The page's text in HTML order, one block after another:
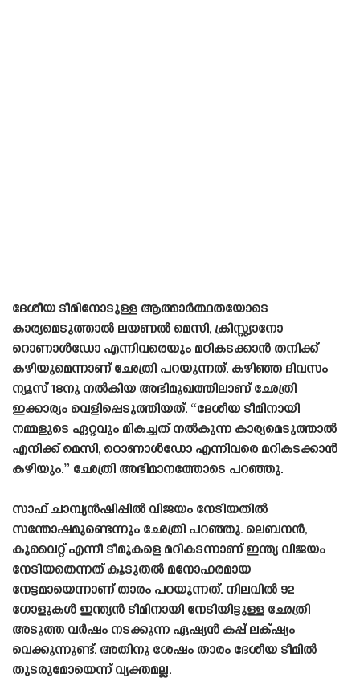
ദേശീയ ടീമിനോടുള്ള ആത്മാർത്ഥതയോടെ
കാര്യമെടുത്താൽ ലയണൽ മെസി, ക്രിസ്റ്റ്യാനോ
റൊണാൾഡോ എന്നിവരെയും മറികടക്കാൻ തനിക്ക്
കഴിയുമെന്നാണ് ഛേത്രി പറയുന്നത്. കഴിഞ്ഞ ദിവസം
ന്യൂസ് 18നു നൽകിയ അഭിമുഖത്തിലാണ് ഛേത്രി
ഇക്കാര്യം വെളിപ്പെടുത്തിയത്. “ദേശീയ ടീമിനായി
നമ്മളുടെ ഏറ്റവും മികച്ചത് നൽകുന്ന കാര്യമെടുത്താൽ
എനിക്ക് മെസി, റൊണാൾഡോ എന്നിവരെ മറികടക്കാൻ
കഴിയും.” ഛേത്രി അഭിമാനത്തോടെ പറഞ്ഞു.
സാഫ് ചാമ്പ്യൻഷിപ്പിൽ വിജയം നേടിയതിൽ
സന്തോഷമുണ്ടെന്നും ഛേത്രി പറഞ്ഞു. ലെബനൻ,
കുവൈറ്റ് എന്നീ ടീമുകളെ മറികടന്നാണ് ഇന്ത്യ വിജയം
നേടിയതെന്നത് കൂടുതൽ മനോഹരമായ
നേട്ടമായെന്നാണ് താരം പറയുന്നത്. നിലവിൽ 92
ഗോളുകൾ ഇന്ത്യൻ ടീമിനായി നേടിയിട്ടുള്ള ഛേത്രി
അടുത്ത വർഷം നടക്കുന്ന ഏഷ്യൻ കപ്പ് ലക്‌ഷ്യം
വെക്കുന്നുണ്ട്. അതിനു ശേഷം താരം ദേശീയ ടീമിൽ
തുടരുമോയെന്ന് വ്യക്തമല്ല.